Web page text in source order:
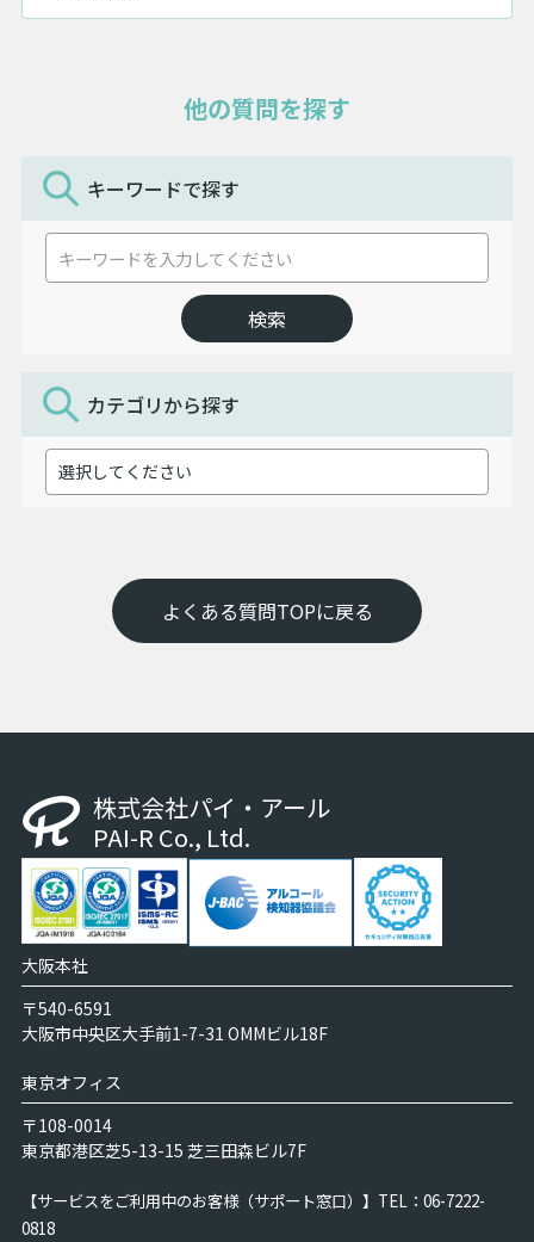
他の質問を探す
キーワードで探す
カテゴリから探す
よくある質問TOPに戻る
株式会社パイ・アール
PAI-R Co., Ltd.
大阪本社
〒540-6591
大阪市中央区大手前1-7-31 OMMビル18F
東京オフィス
〒108-0014
東京都港区芝5-13-15 芝三田森ビル7F
【サービスをご利用中のお客様（サポート窓口）】 TEL：06-7222-
0818